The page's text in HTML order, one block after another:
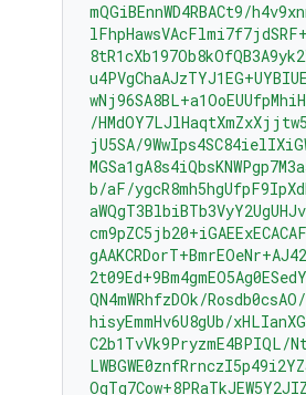
mQGiBEnnWD4RBACt9/
/
jU5SA/
b/aF/
QN4mWRhfzDOk/
hisyEmmHv6U8gUb/
C2b1TvVk9PryzmE4BPIQL/